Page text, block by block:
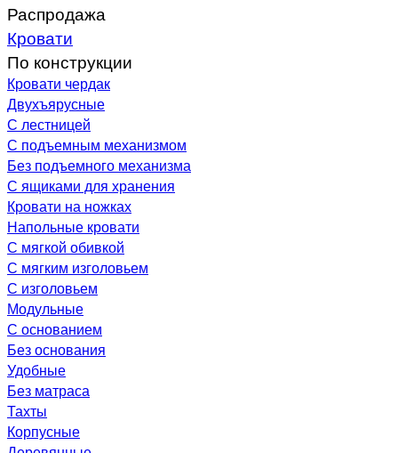
Распродажа
Кровати
По конструкции
Кровати чердак
Двухъярусные
С лестницей
С подъемным механизмом
Без подъемного механизма
С ящиками для хранения
Кровати на ножках
Напольные кровати
С мягкой обивкой
С мягким изголовьем
С изголовьем
Модульные
С основанием
Без основания
Удобные
Без матраса
Тахты
Корпусные